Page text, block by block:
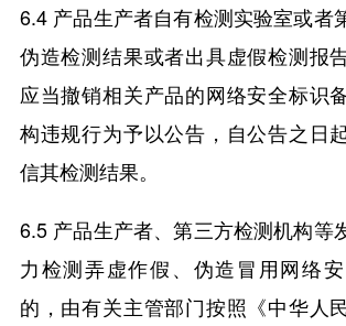
6.4 产品生产者自有检测实验室或者
伪造检测结果或者出具虚假检测报
应当撤销相关产品的网络安全标识
构违规行为予以公告，自公告之日
信其检测结果。
6.5 产品生产者、第三方检测机构等
力检测弄虚作假、伪造冒用网络
的，由有关主管部门按照《中华人